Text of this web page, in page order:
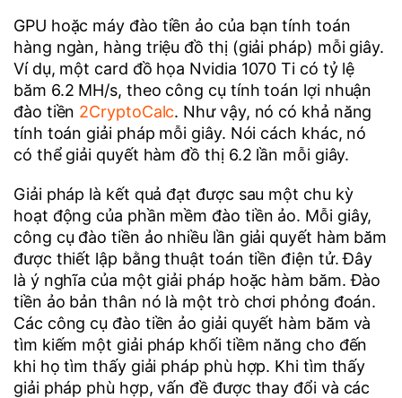
GPU hoặc máy đào tiền ảo của bạn tính toán
hàng ngàn, hàng triệu đồ thị (giải pháp) mỗi giây.
Ví dụ, một card đồ họa Nvidia 1070 Ti có tỷ lệ
băm 6.2 MH/s, theo công cụ tính toán lợi nhuận
đào tiền 2CryptoCalc. Như vậy, nó có khả năng
tính toán giải pháp mỗi giây. Nói cách khác, nó
có thể giải quyết hàm đồ thị 6.2 lần mỗi giây.
Giải pháp là kết quả đạt được sau một chu kỳ
hoạt động của phần mềm đào tiền ảo. Mỗi giây,
công cụ đào tiền ảo nhiều lần giải quyết hàm băm
được thiết lập bằng thuật toán tiền điện tử. Đây
là ý nghĩa của một giải pháp hoặc hàm băm. Đào
tiền ảo bản thân nó là một trò chơi phỏng đoán.
Các công cụ đào tiền ảo giải quyết hàm băm và
tìm kiếm một giải pháp khối tiềm năng cho đến
khi họ tìm thấy giải pháp phù hợp. Khi tìm thấy
giải pháp phù hợp, vấn đề được thay đổi và các